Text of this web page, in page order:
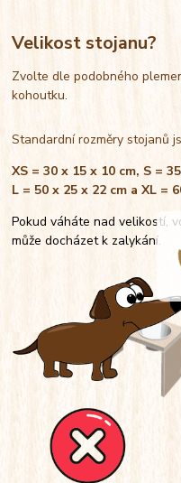
Velikost stojanu?
Zvolte dle podobného
kohoutku.
Standardní rozměry stojanů
XS = 30 x 15 x 10 cm, S =
L = 50 x 25 x 22 cm a XL =
Pokud váháte nad velikostí,
může docházet k zalykání.